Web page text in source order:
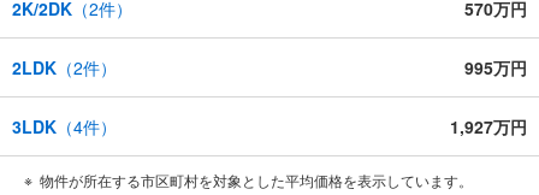
2K/2DK （2件） 570万円
2LDK （2件） 995万円
3LDK （4件） 1,927万円
物件が所在する市区町村を対象とした平均価格を表示しています。